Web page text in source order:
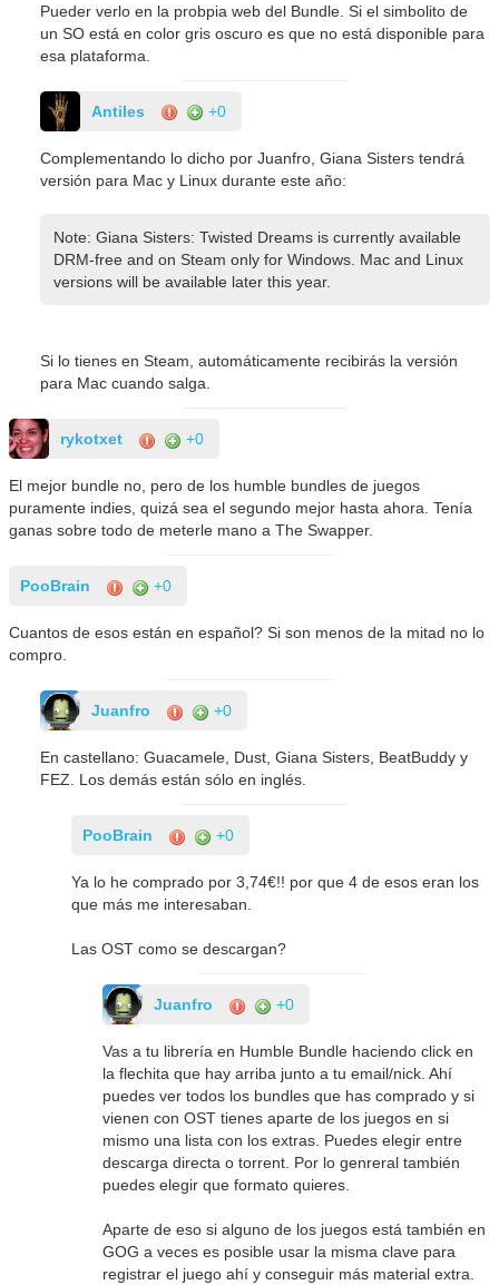
Pueder verlo en la probpia web del Bundle. Si el simbolito de
un SO está en color gris oscuro es que no está disponible para
esa plataforma.
Antiles +0
Complementando lo dicho por Juanfro, Giana Sisters tendrá
versión para Mac y Linux durante este año:
Note: Giana Sisters: Twisted Dreams is currently available
DRM-free and on Steam only for Windows. Mac and Linux
versions will be available later this year.
Si lo tienes en Steam, automáticamente recibirás la versión
para Mac cuando salga.
rykotxet +0
El mejor bundle no, pero de los humble bundles de juegos
puramente indies, quizá sea el segundo mejor hasta ahora. Tenía
ganas sobre todo de meterle mano a The Swapper.
PooBrain +0
Cuantos de esos están en español? Si son menos de la mitad no lo
compro.
Juanfro +0
En castellano: Guacamele, Dust, Giana Sisters, BeatBuddy y
FEZ. Los demás están sólo en inglés.
PooBrain +0
Ya lo he comprado por 3,74€!! por que 4 de esos eran los
que más me interesaban.
Las OST como se descargan?
Juanfro +0
Vas a tu librería en Humble Bundle haciendo click en
la flechita que hay arriba junto a tu email/nick. Ahí
puedes ver todos los bundles que has comprado y si
vienen con OST tienes aparte de los juegos en si
mismo una lista con los extras. Puedes elegir entre
descarga directa o torrent. Por lo genreral también
puedes elegir que formato quieres.
Aparte de eso si alguno de los juegos está también en
GOG a veces es posible usar la misma clave para
registrar el juego ahí y conseguir más material extra.